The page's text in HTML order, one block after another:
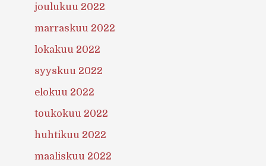
joulukuu 2022
marraskuu 2022
lokakuu 2022
syyskuu 2022
elokuu 2022
toukokuu 2022
huhtikuu 2022
maaliskuu 2022